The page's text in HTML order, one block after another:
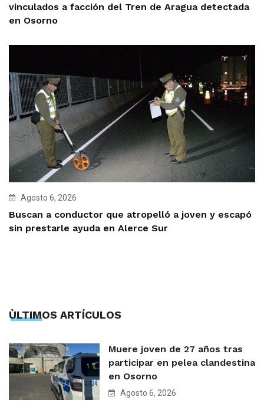
vinculados a facción del Tren de Aragua detectada
en Osorno
Agosto 6, 2026
Buscan a conductor que atropelló a joven y escapó
sin prestarle ayuda en Alerce Sur
ÙLTIMOS ARTÍCULOS
Muere joven de 27 años tras
participar en pelea clandestina
en Osorno
Agosto 6, 2026